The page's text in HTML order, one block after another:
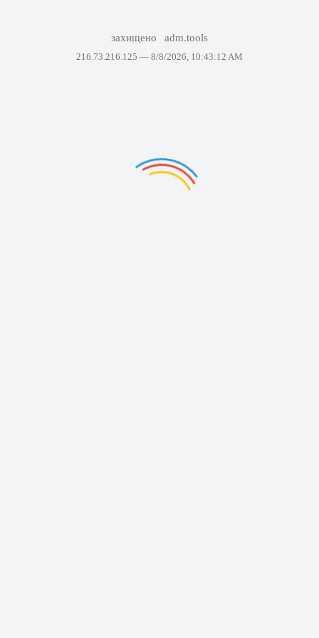
захищено adm.tools
216.73.216.125 — 8/8/2026, 10:43:12 AM